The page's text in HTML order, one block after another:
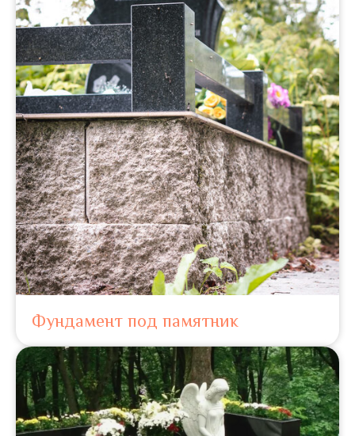
Фундамент под памятник